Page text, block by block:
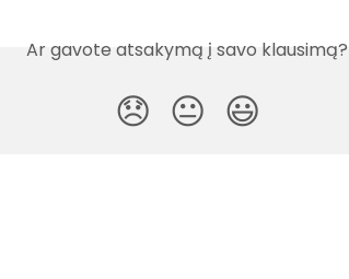
Ar gavote atsakymą į savo klausimą?
😞 😐 😃